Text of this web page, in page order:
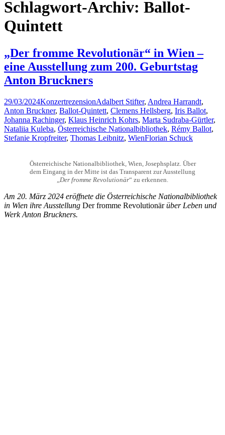
Schlagwort-Archiv: Ballot-
Quintett
„Der fromme Revolutionär“ in Wien –
eine Ausstellung zum 200. Geburtstag
Anton Bruckners
29/03/2024KonzertrezensionAdalbert Stifter, Andrea Harrandt,
Anton Bruckner, Ballot-Quintett, Clemens Hellsberg, Iris Ballot,
Johanna Rachinger, Klaus Heinrich Kohrs, Marta Sudraba-Gürtler,
Nataliia Kuleba, Österreichische Nationalbibliothek, Rémy Ballot,
Stefanie Kropfreiter, Thomas Leibnitz, WienFlorian Schuck
Österreichische Nationalbibliothek, Wien, Josephsplatz. Über
dem Eingang in der Mitte ist das Transparent zur Ausstellung
Der fromme Revolutionär“ zu erkennen.
Am 20. März 2024 eröffnete die Österreichische Nationalbibliothek
in Wien ihre Ausstellung Der fromme Revolutionärüber Leben und
Werk Anton Bruckners.